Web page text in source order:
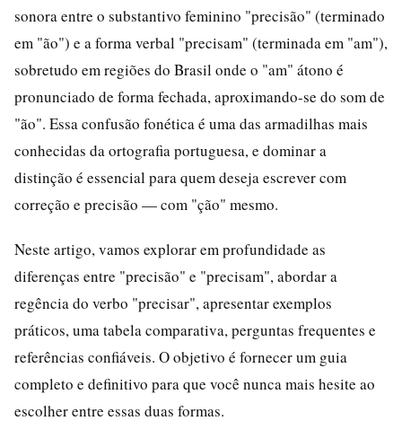
sonora entre o substantivo feminino "precisão" (terminado
em "ão") e a forma verbal "precisam" (terminada em "am"),
sobretudo em regiões do Brasil onde o "am" átono é
pronunciado de forma fechada, aproximando-se do som de
"ão". Essa confusão fonética é uma das armadilhas mais
conhecidas da ortografia portuguesa, e dominar a
distinção é essencial para quem deseja escrever com
correção e precisão — com "ção" mesmo.
Neste artigo, vamos explorar em profundidade as
diferenças entre "precisão" e "precisam", abordar a
regência do verbo "precisar", apresentar exemplos
práticos, uma tabela comparativa, perguntas frequentes e
referências confiáveis. O objetivo é fornecer um guia
completo e definitivo para que você nunca mais hesite ao
escolher entre essas duas formas.